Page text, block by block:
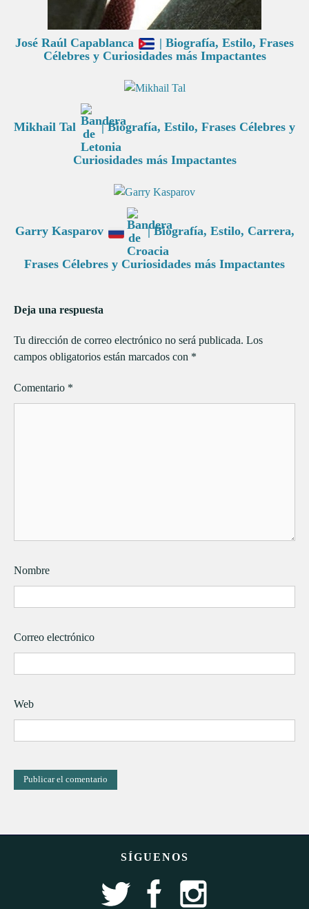
José Raúl Capablanca
| Biografía, Estilo, Frases
Célebres y Curiosidades más Impactantes
Mikhail Tal | Biografía, Estilo, Frases Célebres y
Curiosidades más Impactantes
Garry Kasparov | Biografía, Estilo, Carrera,
Frases Célebres y Curiosidades más Impactantes
Deja una respuesta
Tu dirección de correo electrónico no será publicada. Los
campos obligatorios están marcados con *
Comentario *
Nombre
Correo electrónico
Web
SÍGUENOS